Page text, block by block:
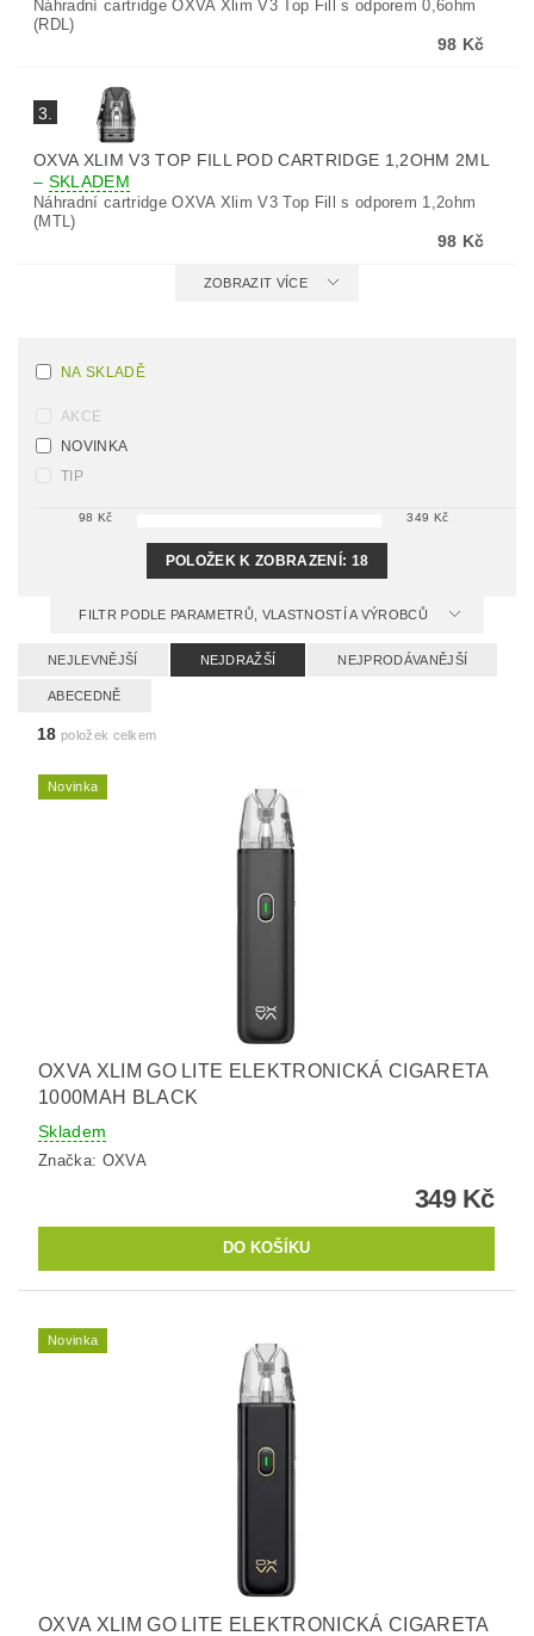
Náhradní cartridge OXVA Xlim V3 Top Fill s odporem 0,6ohm
(RDL)
98 Kč
3.
OXVA XLIM V3 TOP FILL POD CARTRIDGE 1,2OHM 2ML
– SKLADEM
Náhradní cartridge OXVA Xlim V3 Top Fill s odporem 1,2ohm
(MTL)
98 Kč
ZOBRAZIT VÍCE
NA SKLADĚ
AKCE
NOVINKA
TIP
98 Kč 349 Kč
POLOŽEK K ZOBRAZENÍ: 18
FILTR PODLE PARAMETRŮ, VLASTNOSTÍ A VÝROBCŮ
NEJLEVNĚJŠÍ NEJDRAŽŠÍ NEJPRODÁVANĚJŠÍ
ABECEDNĚ
18 položek celkem
Novinka
OXVA XLIM GO LITE ELEKTRONICKÁ CIGARETA
1000MAH BLACK
Skladem
Značka: OXVA
349 Kč
Novinka
OXVA XLIM GO LITE ELEKTRONICKÁ CIGARETA